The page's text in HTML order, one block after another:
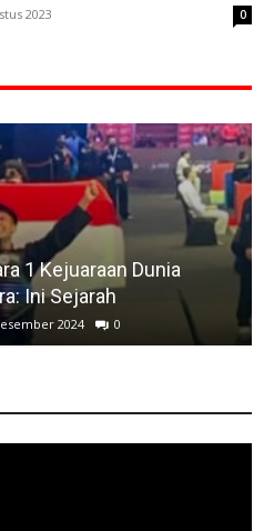
2023 0
1 Kejuaraan Dunia
Ini Sejarah
2024 0